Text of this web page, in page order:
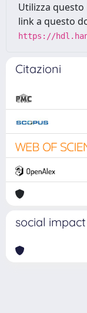
Utilizza
link a questo
https://
Citazioni
social impact